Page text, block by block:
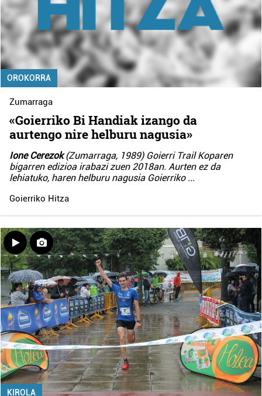
OROKORRA
Zumarraga
«Goierriko Bi Handiak izango da
aurtengo nire helburu nagusia»
Ione Cerezok(Zumarraga, 1989) Goierri Trail Koparen
bigarren edizioa irabazi zuen 2018an. Aurten ez da
lehiatuko, haren helburu nagusia Goierriko ...
Goierriko Hitza
KIROLA